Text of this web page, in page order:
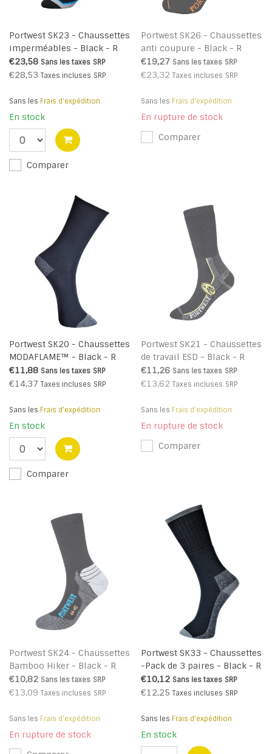
Portwest SK23 - Chaussettes
imperméables - Black - R
€23,58 Sans les taxes SRP
€28,53 Taxes incluses SRP
Sans les Frais d'expédition
En stock
Comparer
Portwest SK26 - Chaussettes
anti coupure - Black - R
€19,27 Sans les taxes SRP
€23,32 Taxes incluses SRP
Sans les Frais d'expédition
En rupture de stock
Comparer
Portwest SK20 - Chaussettes
MODAFLAME™ - Black - R
€11,88 Sans les taxes SRP
€14,37 Taxes incluses SRP
Sans les Frais d'expédition
En stock
Comparer
Portwest SK21 - Chaussettes
de travail ESD - Black - R
€11,26 Sans les taxes SRP
€13,62 Taxes incluses SRP
Sans les Frais d'expédition
En rupture de stock
Comparer
Portwest SK24 - Chaussettes
Bamboo Hiker - Black - R
€10,82 Sans les taxes SRP
€13,09 Taxes incluses SRP
Sans les Frais d'expédition
En rupture de stock
Portwest SK33 - Chaussettes
-Pack de 3 paires - Black - R
€10,12 Sans les taxes SRP
€12,25 Taxes incluses SRP
Sans les Frais d'expédition
En stock